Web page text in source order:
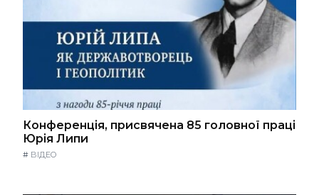
Конференція, присвячена 85 головної праці
Юрія Липи
# ВІДЕО